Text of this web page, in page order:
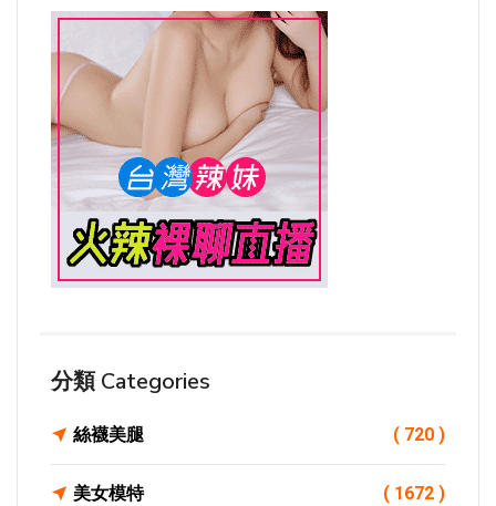
分類 Categories
絲襪美腿 ( 720 )
美女模特 ( 1672 )